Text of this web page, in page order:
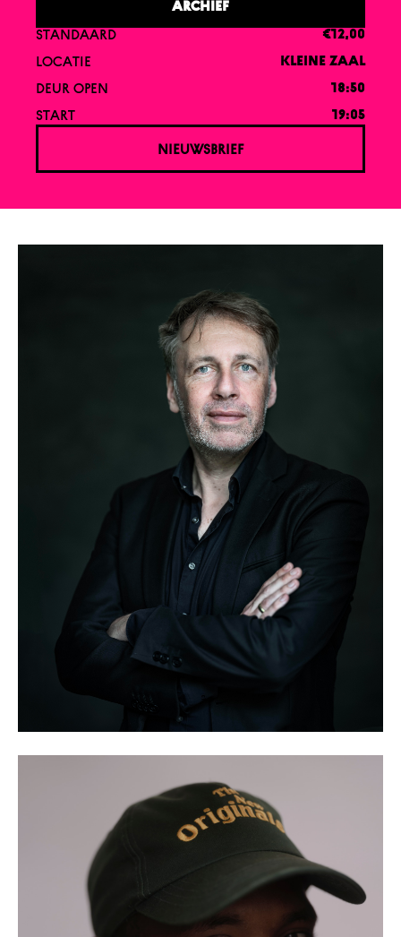
ARCHIEF
STANDAARD €12,00
LOCATIE KLEINE ZAAL
DEUR OPEN 18:50
START 19:05
NIEUWSBRIEF